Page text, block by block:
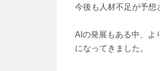
今後も人材不足が予想
AIの発展もある中、よ
になってきました。